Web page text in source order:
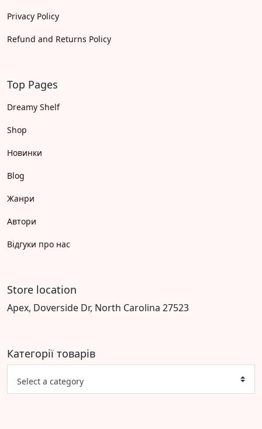
Privacy Policy
Refund and Returns Policy
Top Pages
Dreamy Shelf
Shop
Новинки
Blog
Жанри
Автори
Відгуки про нас
Store location
Apex, Doverside Dr, North Carolina 27523
Категорії товарів
Select a category